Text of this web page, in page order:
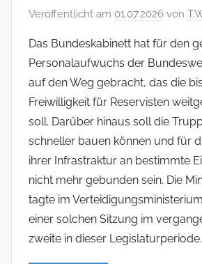
Veröffentlicht am 01.07.2026 von
Das Bundeskabinett hat für den
Personalaufwuchs der
auf den Weg gebracht, das die
Freiwilligkeit für Reservisten
soll. Darüber hinaus soll die
schneller bauen können und für
ihrer Infrastraktur an bestimmte
nicht mehr gebunden sein. Die
tagte im
einer solchen Sitzung im
zweite in dieser Legislaturperiode.